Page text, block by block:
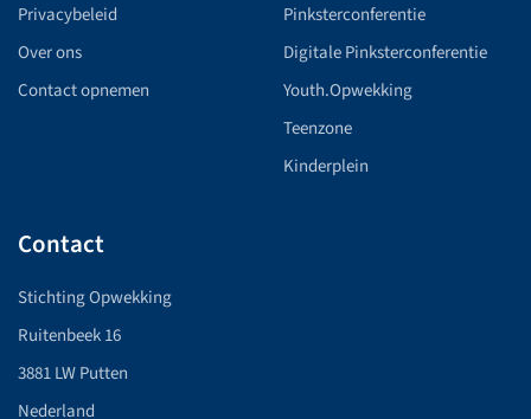
Privacybeleid
Over ons
Contact opnemen
Pinksterconferentie
Digitale Pinksterconferentie
Youth.Opwekking
Teenzone
Kinderplein
Contact
Stichting Opwekking
Ruitenbeek 16
3881 LW Putten
Nederland